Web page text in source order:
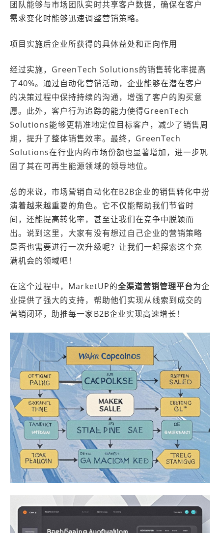
团队能够与市场团队实时共享客户数据，确保在客户
需求变化时能够迅速调整营销策略。
项目实施后企业所获得的具体益处和正向作用
经过实施，GreenTech Solutions的销售转化率提高
了40%。通过自动化营销活动，企业能够在潜在客户
的决策过程中保持持续的沟通，增强了客户的购买意
愿。此外，客户行为追踪的能力使得GreenTech
Solutions能够更精准地定位目标客户，减少了销售周
期，提升了整体销售效率。最终，GreenTech
Solutions在行业内的市场份额也显著增加，进一步巩
固了其在可再生能源领域的领导地位。
总的来说，市场营销自动化在B2B企业的销售转化中扮
演着越来越重要的角色。它不仅能帮助我们节省时
间，还能提高转化率，甚至让我们在竞争中脱颖而
出。说到这里，大家有没有想过自己企业的营销策略
是否也需要进行一次升级呢？让我们一起探索这个充
满机会的领域吧！
在这个过程中，MarketUP的全渠道营销管理平台为企
业提供了强大的支持，帮助他们实现从线索到成交的
营销闭环，助推每一家B2B企业实现高速增长！